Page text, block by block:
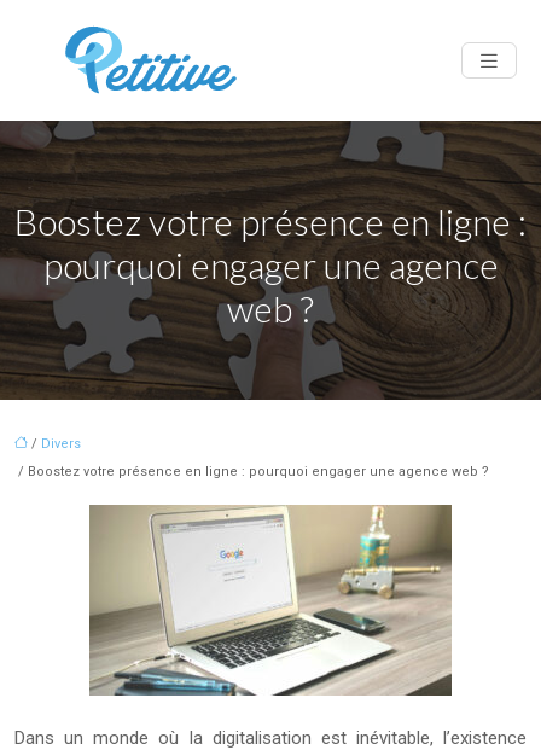
Boostez votre présence en ligne :
pourquoi engager une agence
web ?
/ Divers
/ Boostez votre présence en ligne : pourquoi engager une agence web ?
Dans un monde où la digitalisation est inévitable, l’existence